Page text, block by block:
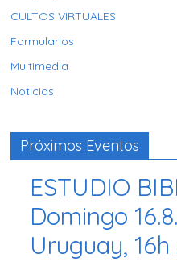
CULTOS VIRTUALES
Formularios
Multimedia
Noticias
Próximos Eventos
ESTUDIO
Domingo
Uruguay,